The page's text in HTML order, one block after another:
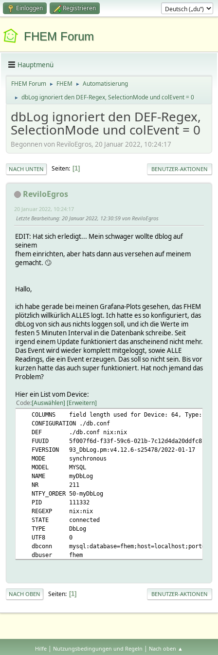
Einloggen Registrieren
FHEM Forum
Hauptmenü
FHEM Forum ► FHEM ► Automatisierung
► dbLog ignoriert den DEF-Regex, SelectionMode und colEvent = 0
dbLog ignoriert den DEF-Regex,
SelectionMode und colEvent = 0
Begonnen von ReviloEgros, 20 Januar 2022, 10:24:17
NACH UNTEN Seiten 1 BENUTZER-AKTIONEN
ReviloEgros
20 Januar 2022, 10:24:17
Letzte Bearbeitung: 20 Januar 2022, 12:30:59 von ReviloEgros
EDIT: Hat sich erledigt... Mein schwager wollte dblog auf
seinem
fhem einrichten, aber hats dann aus versehen auf meinem
gemacht. 🙄
Hallo,
ich habe gerade bei meinen Grafana-Plots gesehen, das FHEM
plötzlich willkürlich ALLES logt. Ich hatte es so konfiguriert, das
dbLog von sich aus nichts loggen soll, und ich die Werte im
festen 5 Minuten Interval in die Datenbank schreibe. Seit
irgend einem Update funktioniert das anscheinend nicht mehr.
Das Event wird wieder komplett mitgeloggt, sowie ALLE
Readings, die ein Event erzeugen. Das soll so nicht sein. Bis vor
kurzen hatte das auch super funktioniert. Hat noch jemand das
Problem?
Hier ein List vom Device:
Code Auswählen Erweitern
COLUMNS field length used for Device: 64, Type: 64,
CONFIGURATION ./db.conf
DEF ./db.conf nix:nix
FUUID 5f007f6d-f33f-59c6-021b-7c12d4da20ddfc81
FVERSION 93_DbLog.pm:v4.12.6-s25478/2022-01-17
MODE synchronous
MODEL MYSQL
NAME myDbLog
NR 211
NTFY_ORDER 50-myDbLog
PID 111332
REGEXP nix:nix
STATE connected
TYPE DbLog
UTF8 0
dbconn
dbuser fhem
EVENTCOL 0
OLDSTATE connected
UNITCOL 32
NACH OBEN Seiten 1 BENUTZER-AKTIONEN
Hilfe Nutzungsbedingungen und Regeln Nach oben ▲